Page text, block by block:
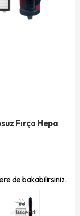
Fırça Hepa
de bakabilirsiniz.
Tükendi